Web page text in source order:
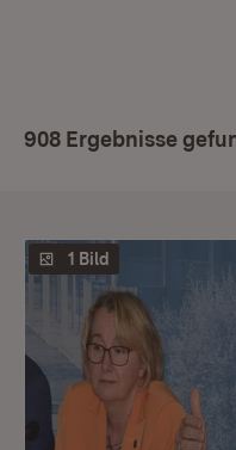
908 Ergebnisse
1 Bild